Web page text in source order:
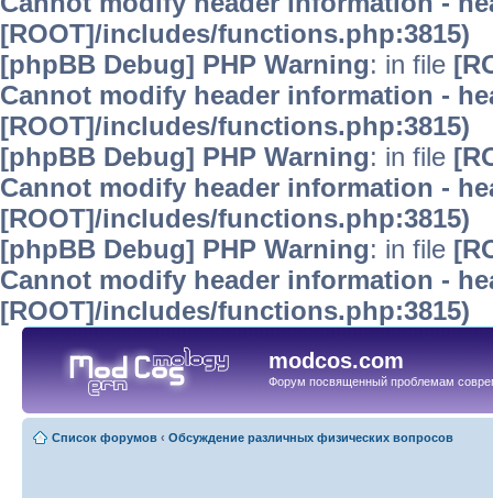
[ROOT]/includes/functions.php:3815)
[phpBB Debug] PHP Warning: in file
Cannot modify header information -
[ROOT]/includes/functions.php:3815)
[phpBB Debug] PHP Warning: in file
Cannot modify header information -
[ROOT]/includes/functions.php:3815)
[phpBB Debug] PHP Warning: in file
Cannot modify header information -
[ROOT]/includes/functions.php:3815)
modcos.com
Форум посвященный проблемам
Список форумов ‹ Обсуждение различных физических вопросов